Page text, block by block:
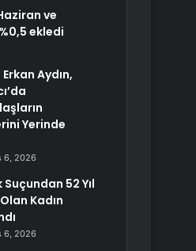
ve
ekledi
Aydın,
Yerinde
6, 2026
Suçundan 52 Yıl
Kadın
6, 2026